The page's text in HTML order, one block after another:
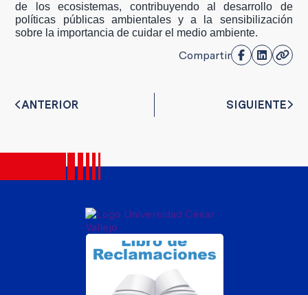
de los ecosistemas, contribuyendo al desarrollo de
políticas públicas ambientales y a la sensibilización
sobre la importancia de cuidar el medio ambiente.
Compartir
ANTERIOR SIGUIENTE